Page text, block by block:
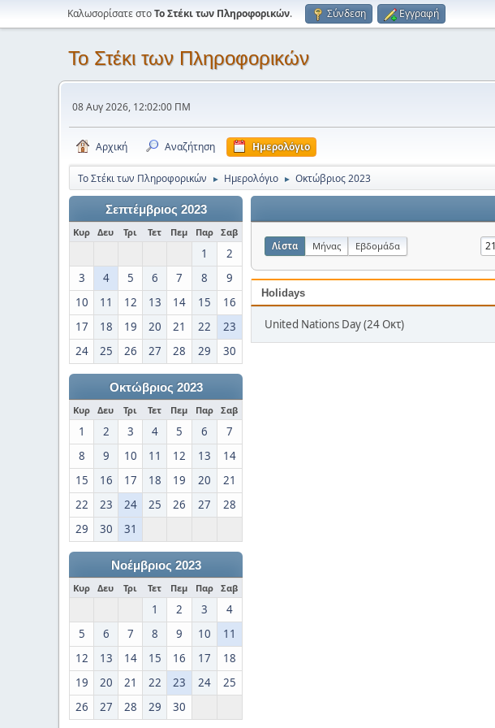
Καλωσορίσατε στοΤο Στέκι των Πληροφορικών. Σύνδεση Εγγραφή
Το Στέκι των Πληροφορικών
08 Αυγ 2026, 12:02:00 ΠΜ
Αρχική Αναζήτηση Ημερολόγιο
Το Στέκι των Πληροφορικών ► Ημερολόγιο ► Οκτώβριος 2023
Σεπτέμβριος 2023
Κυρ Δευ Τρι Τετ Πεμ Παρ Σαβ
1
2
3
4 5 6 7 8
9
10
11 12 13 14 15
16
17
18 19 20 21 22
23
24
25 26 27 28 29 30
Οκτώβριος 2023
Κυρ Δευ Τρι Τετ Πεμ Παρ Σαβ
1 2 3 4 5 6
7
8
9 10 11 12 13
14
15
16 17 18 19 20
21
22
23 24 25 26 27
28
29
30 31
Νοέμβριος 2023
Κυρ Δευ Τρι Τετ Πεμ Παρ Σαβ
1 2 3
4
5
6 7 8 9 10
11
12
13 14 15 16 17
18
19
20 21 22 23 24
25
26
27 28 29 30
Λίστα Μήνας Εβδομάδα
Holidays
United Nations Day (24 Οκτ)